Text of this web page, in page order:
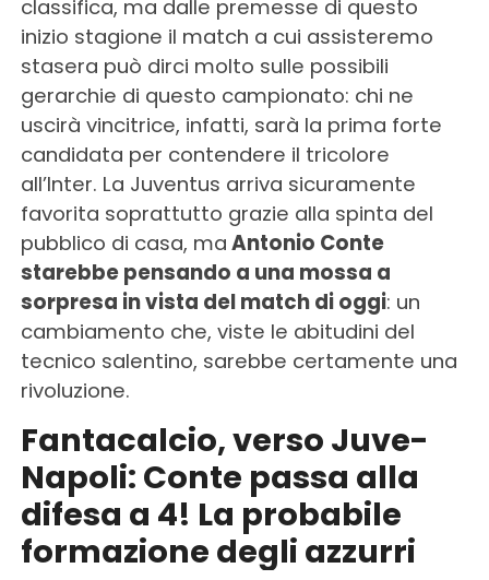
classifica, ma dalle premesse di questo
inizio stagione il match a cui assisteremo
stasera può dirci molto sulle possibili
gerarchie di questo campionato: chi ne
uscirà vincitrice, infatti, sarà la prima forte
candidata per contendere il tricolore
all’Inter. La Juventus arriva sicuramente
favorita soprattutto grazie alla spinta del
pubblico di casa, ma Antonio Conte
starebbe pensando a una mossa a
sorpresa in vista del match di oggi: un
cambiamento che, viste le abitudini del
tecnico salentino, sarebbe certamente una
rivoluzione.
Fantacalcio, verso Juve-
Napoli: Conte passa alla
difesa a 4! La probabile
formazione degli azzurri